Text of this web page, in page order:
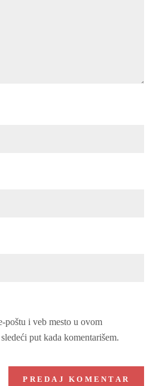
poštu i veb mesto u ovom
put kada komentarišem.